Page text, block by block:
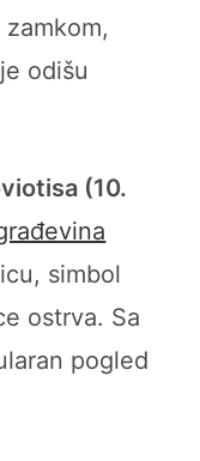
odišu
(10.
simbol
ostrva. Sa
pogled